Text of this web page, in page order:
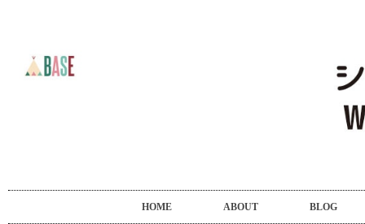
HOME ABOUT BLOG